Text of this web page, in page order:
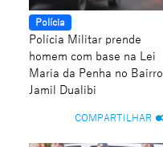
Polícia
Polícia Militar prende
homem com base na Lei
Maria da Penha no Bairro
Jamil Dualibi
COMPARTILHAR